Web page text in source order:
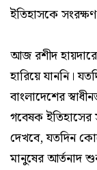
ইতিহাসকে
আজ রশীদ
হারিয়ে যাননি।
বাংলাদেশের
গবেষক ইতিহাসের
দেখবে, যতদিন
মানুষের আর্তনাদ